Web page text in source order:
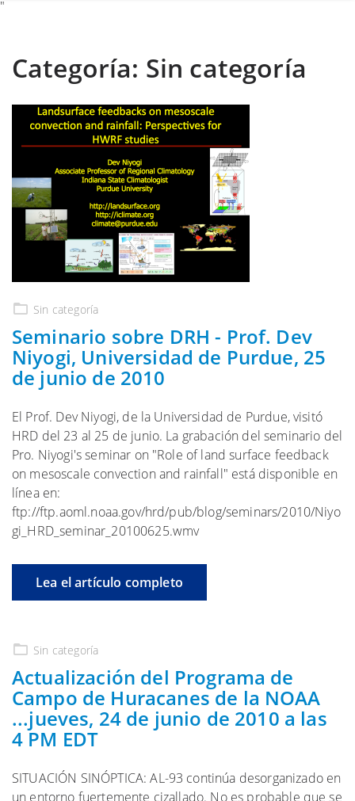
"
Categoría: Sin categoría
Sin categoría
Seminario sobre DRH - Prof. Dev
Niyogi, Universidad de Purdue, 25
de junio de 2010
El Prof. Dev Niyogi, de la Universidad de Purdue, visitó
HRD del 23 al 25 de junio. La grabación del seminario del
Pro. Niyogi's seminar on "Role of land surface feedback
on mesoscale convection and rainfall" está disponible en
línea en:
ftp://ftp.aoml.noaa.gov/hrd/pub/blog/seminars/2010/Niyo
gi_HRD_seminar_20100625.wmv
Lea el artículo completo
Sin categoría
Actualización del Programa de
Campo de Huracanes de la NOAA
...jueves, 24 de junio de 2010 a las
4 PM EDT
SITUACIÓN SINÓPTICA: AL-93 continúa desorganizado en
un entorno fuertemente cizallado. No es probable que se